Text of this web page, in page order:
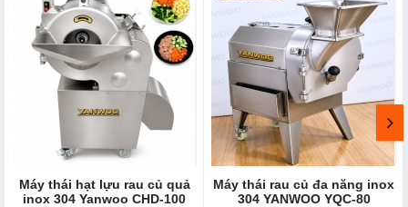
Máy thái hạt lựu rau củ quả
inox 304 Yanwoo CHD-100
Máy thái rau củ đa năng inox
304 YANWOO YQC-80